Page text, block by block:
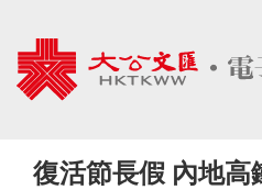
復活節長假 內地高